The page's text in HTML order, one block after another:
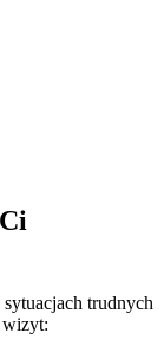
trudnych
wizyt: